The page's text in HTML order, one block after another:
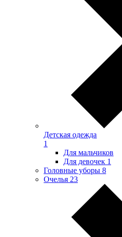
Детская одежда
1
Для мальчиков
Для девочек 1
Головные уборы 8
Очелья 23